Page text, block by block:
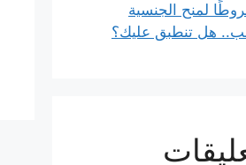
لمنح الجنسية
هل تنطبق عليك؟